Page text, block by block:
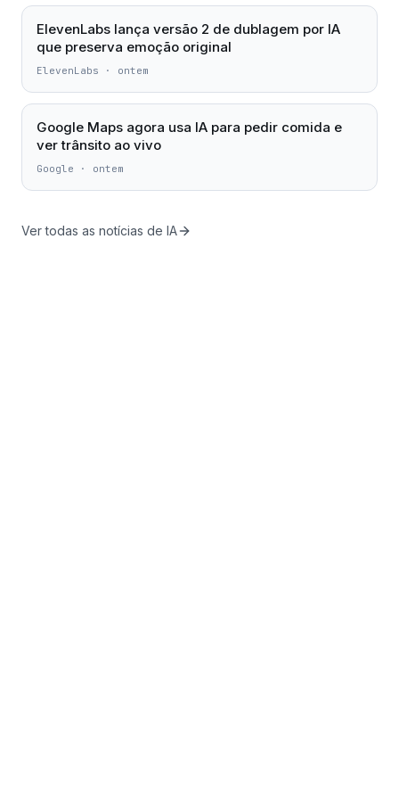
ElevenLabs lança versão 2 de dublagem por IA
que preserva emoção original
ElevenLabs · ontem
Google Maps agora usa IA para pedir comida e
ver trânsito ao vivo
Google · ontem
Ver todas as notícias de IA